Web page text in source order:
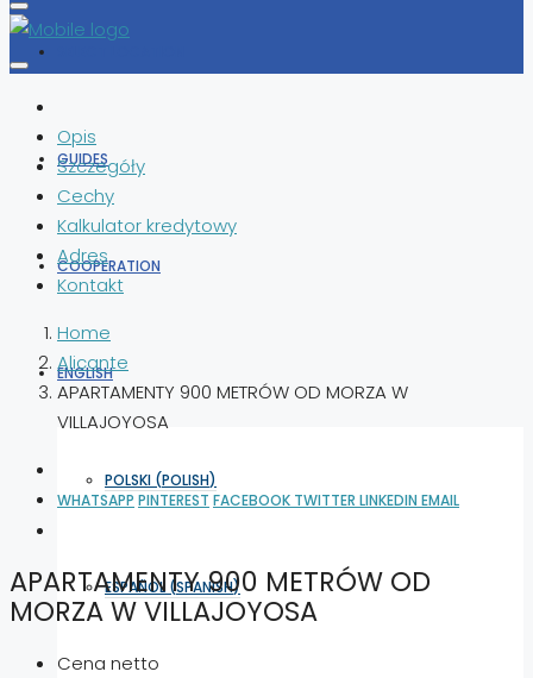
GUIDES
COOPERATION
ENGLISH
POLSKI (POLISH)
ESPAÑOL (SPANISH)
Opis
Szczegóły
Cechy
Kalkulator kredytowy
Adres
Kontakt
Home
Alicante
APARTAMENTY 900 METRÓW OD MORZA W
VILLAJOYOSA
WHATSAPP PINTEREST FACEBOOK TWITTER LINKEDIN EMAIL
APARTAMENTY 900 METRÓW OD
MORZA W VILLAJOYOSA
Cena netto